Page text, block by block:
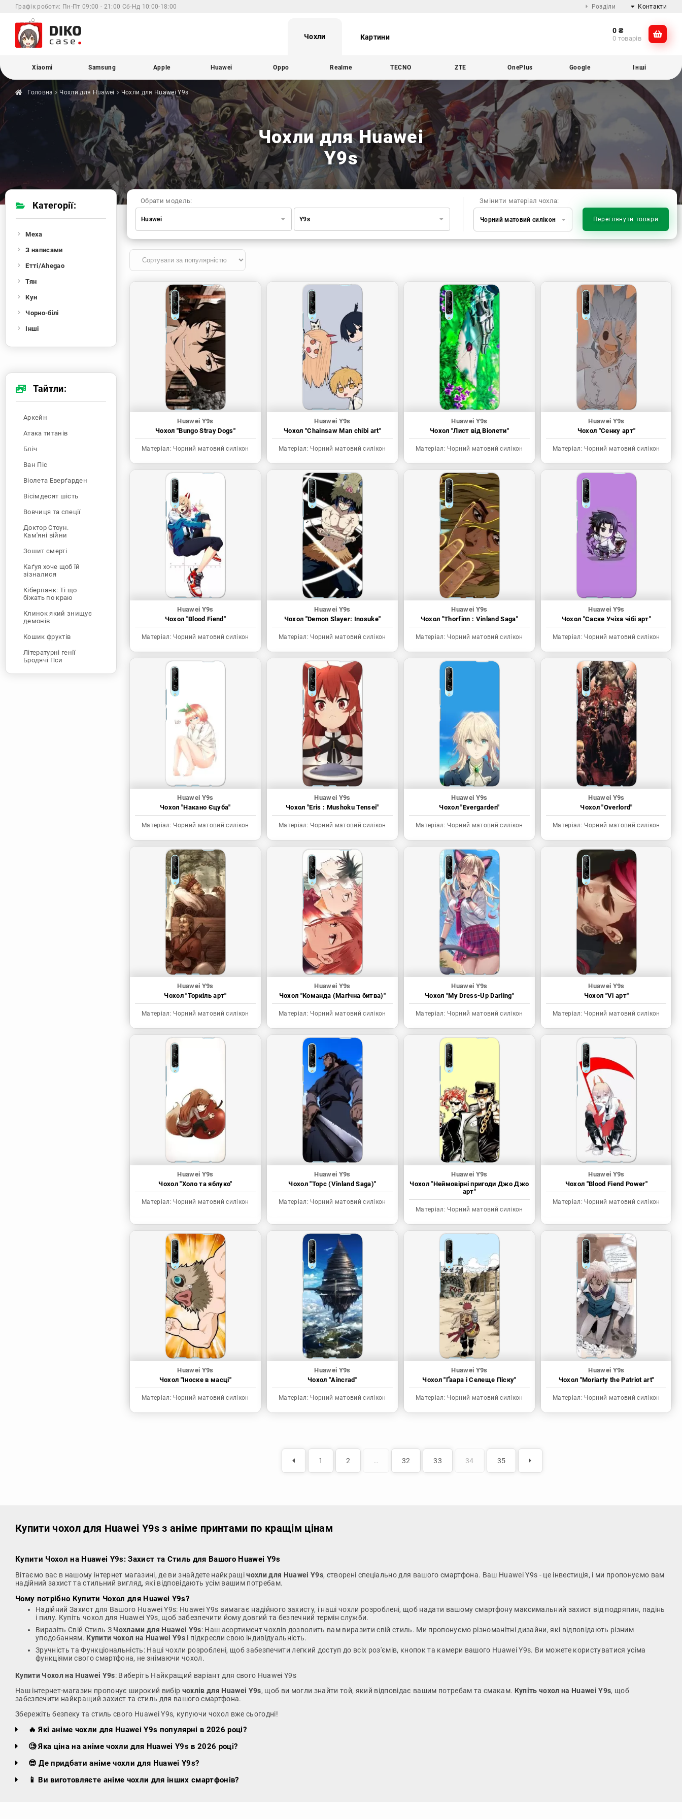
Графік роботи: Пн-Пт 09:00 - 21:00 Сб-Нд 10:00-18:00 Розділи Контакти
@dikocase
Чохли Картини
0 ₴
0 товарів
Xiaomi Samsung Apple Huawei Oppo Realme TECNO ZTE OnePlus Google Інші
Головна Чохли для Huawei Чохли для HuaweiY9s
Чохли для Huawei
Y9s
Змінити матеріал чохла:
Чорний матовий силікон Переглянути товари
Обрати модель:
Huawei
Samsung
Huawei
Realme
TECNO
OnePlus
Google
Infinix
Motorola
Y9s
Huawei Y9s
Чохол "Bungo Stray Dogs"
Матеріал: Чорний матовий силікон
Huawei Y9s
Чохол "Chainsaw Man chibi art"
Матеріал: Чорний матовий силікон
Huawei Y9s
Чохол "Лист від Віолети"
Матеріал: Чорний матовий силікон
Huawei Y9s
Чохол "Сенку арт"
Матеріал: Чорний матовий силікон
Huawei Y9s
Чохол "Blood Fiend"
Матеріал: Чорний матовий силікон
Huawei Y9s
Чохол "Demon Slayer: Inosuke"
Матеріал: Чорний матовий силікон
Huawei Y9s
Чохол "Thorfinn : Vinland Saga"
Матеріал: Чорний матовий силікон
Huawei Y9s
Чохол "Саске Учіха чібі арт"
Матеріал: Чорний матовий силікон
Huawei Y9s
Чохол "Накано Єцуба"
Матеріал: Чорний матовий силікон
Huawei Y9s
Чохол "Eris : Mushoku Tensei"
Матеріал: Чорний матовий силікон
Huawei Y9s
Чохол "Evergarden"
Матеріал: Чорний матовий силікон
Huawei Y9s
Чохол "Overlord"
Матеріал: Чорний матовий силікон
Huawei Y9s
Чохол "Торкіль арт"
Матеріал: Чорний матовий силікон
Huawei Y9s
Чохол "Команда (Магічна битва)"
Матеріал: Чорний матовий силікон
Huawei Y9s
Чохол "My Dress-Up Darling"
Матеріал: Чорний матовий силікон
Huawei Y9s
Чохол "Vi арт"
Матеріал: Чорний матовий силікон
Huawei Y9s
Чохол "Холо та яблуко"
Матеріал: Чорний матовий силікон
Huawei Y9s
Чохол "Торс (Vinland Saga)"
Матеріал: Чорний матовий силікон
Huawei Y9s
Чохол "Неймовірні пригоди Джо Джо
арт"
Матеріал: Чорний матовий силікон
Huawei Y9s
Чохол "Blood Fiend Power"
Матеріал: Чорний матовий силікон
Huawei Y9s
Чохол "Іноске в масці"
Матеріал: Чорний матовий силікон
Huawei Y9s
Чохол "Aincrad"
Матеріал: Чорний матовий силікон
Huawei Y9s
Чохол "Ґаара і Селеще Піску"
Матеріал: Чорний матовий силікон
Huawei Y9s
Чохол "Moriarty the Patriot art"
Матеріал: Чорний матовий силікон
1 2 … 32 33 34 35
Категорії:
Меха
З написами
Етті/Ahegao
Тян
Кун
Чорно-білі
Інші
Тайтли:
Аркейн
Атака титанів
Бліч
Ван Піс
Віолета Еверґарден
Вісімдесят шість
Вовчиця та спеції
Доктор Стоун.
Кам'яні війни
Зошит смерті
Каґуя хоче щоб їй
зізналися
Кіберпанк: Ті що
біжать по краю
Клинок який знищує
демонів
Кошик фруктів
Літературні генії
Бродячі Пси
Людина-бензопила
Купити чохол для Huawei Y9s з аніме принтами по кращім цінам
Купити Чохол на Huawei Y9s: Захист та Стиль для Вашого Huawei Y9s
Вітаємо вас в нашому інтернет магазині, де ви знайдете найкращічохли для Huawei Y9s, створені спеціально для вашого смартфона. Ваш Huawei Y9s - це інвестиція, і ми пропонуємо вам
надійний захист та стильний вигляд, які відповідають усім вашим потребам.
Чому потрібно Купити Чохол для Huawei Y9s?
Надійний Захист для Вашого Huawei Y9s: Huawei Y9s вимагає надійного захисту, і наші чохли розроблені, щоб надати вашому смартфону максимальний захист від подряпин, падінь
і пилу. Купіть чохол для Huawei Y9s, щоб забезпечити йому довгий та безпечний термін служби.
Виразіть Свій Стиль З Чохлами для Huawei Y9s: Наш асортимент чохлів дозволить вам виразити свій стиль. Ми пропонуємо різноманітні дизайни, які відповідають різним
уподобанням. Купити чохол на Huawei Y9s і підкресли свою індивідуальність.
Зручність та Функціональність: Наші чохли розроблені, щоб забезпечити легкий доступ до всіх роз'ємів, кнопок та камери вашого Huawei Y9s. Ви можете користуватися усіма
функціями свого смартфона, не знімаючи чохол.
Купити Чохол на Huawei Y9s: Виберіть Найкращий варіант для свого Huawei Y9s
Наш інтернет-магазин пропонує широкий вибір чохлів для Huawei Y9s, щоб ви могли знайти той, який відповідає вашим потребам та смакам. Купіть чохол на Huawei Y9s, щоб
забезпечити найкращий захист та стиль для вашого смартфона.
Збережіть безпеку та стиль свого Huawei Y9s, купуючи чохол вже сьогодні!
🔥 Які аніме чохли для Huawei Y9s популярні в 2026 році?
🧐 Яка ціна на аніме чохли для Huawei Y9s в 2026 році?
😎 Де придбати аніме чохли для Huawei Y9s?
📱 Ви виготовляєте аніме чохли для інших смартфонів?